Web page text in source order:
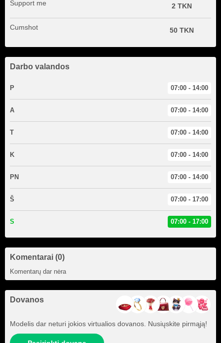
Support me 2 TKN
Cumshot 50 TKN
Darbo valandos
P 07:00 - 14:00
A 07:00 - 14:00
T 07:00 - 14:00
K 07:00 - 14:00
PN 07:00 - 14:00
Š 07:00 - 17:00
S 07:00 - 17:00
Komentarai (0)
Komentarų dar nėra
Dovanos
Modelis dar neturi jokios virtualios dovanos. Nusiųskite pirmąją!